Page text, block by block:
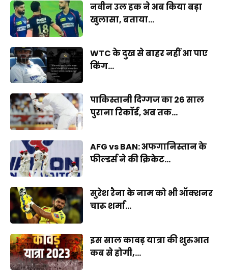
नवीन उल हक ने अब किया बड़ा
खुलासा, बताया...
WTC के दुख से बाहर नहीं आ पाए
किंग...
पाकिस्तानी दिग्गज का 26 साल
पुराना रिकॉर्ड, अब तक...
AFG vs BAN: अफगानिस्तान के
फील्डर्स ने की क्रिकेट...
सुरेश रैना के नाम को भी ऑक्शनर
चारू शर्मा...
इस साल कावड़ यात्रा की शुरुआत
कब से होगी,...